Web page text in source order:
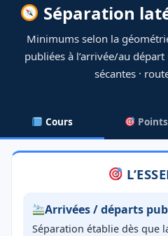
Séparation
Minimums selon la
publiées à l’arrivée/au
sécantes ·
Cours
Arrivées / départs
Séparation établie dès que